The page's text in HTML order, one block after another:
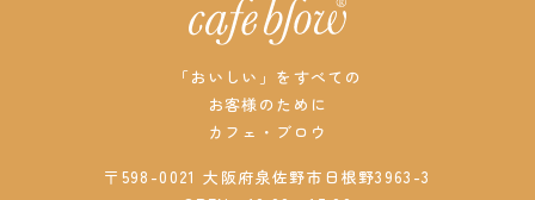
「おいしい」をすべての
お客様のために
カフェ・ブロウ
〒598-0021 大阪府泉佐野市日根野3963-3